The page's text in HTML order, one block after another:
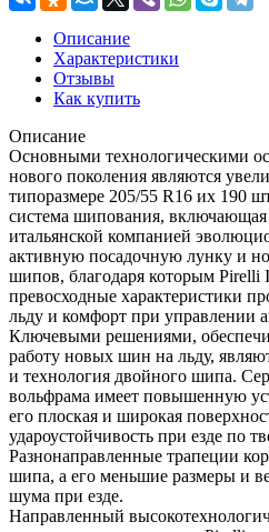
Описание
Характеристики
Отзывы
Как купить
Описание
Основными технологическими
нового поколения являются
типоразмере 205/55 R16 их 190
система шипования, включающая
итальянской компанией
активную посадочную лунку и
шипов, благодаря которым Pirelli
превосходные характеристики
льду и комфорт при управлении
Ключевыми решениями,
работу новых шин на льду,
и технология двойного шипа.
вольфрама имеет повышенную
его плоская и широкая
удароустойчивость при езде по
Разнонаправленные трапеции
шипа, а его меньшие размеры и
шума при езде.
Направленный